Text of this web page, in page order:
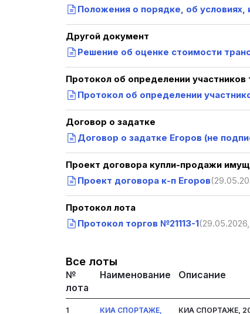
Положения о порядке, об условиях,
Другой документ
Решение об оценке стоимости
Протокол об определении участников
Протокол об определении
Договор о задатке
Договор о задатке Егоров (не
Проект договора купли-продажи
Проект договора к-п Егоров
Протокол лота
Протокол торгов №21113-1(29.05.2026,
Все лоты
№
лота
Наименование Описание
1 КИА СПОРТАЖЕ, КИА СПОРТАЖЕ,